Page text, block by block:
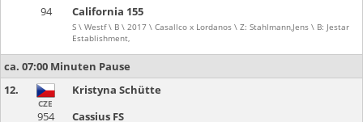
94 California 155
S \ Westf \ B \ 2017 \ Casallco x Lordanos \ Z: Stahlmann,Jens \ B: Jestar
Establishment,
ca. 07:00 Minuten Pause
12.
954
Cassius FS
CZE
Kristyna Schütte